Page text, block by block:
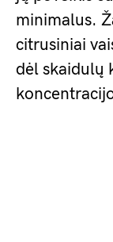
minimalus.
citrusiniai
dėl skaidulų